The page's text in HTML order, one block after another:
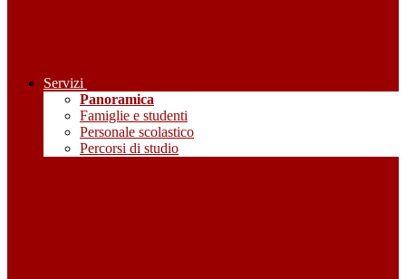
Servizi
Panoramica
Famiglie e studenti
Personale scolastico
Percorsi di studio